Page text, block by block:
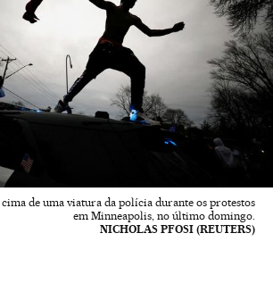
de uma viatura da polícia durante os protestos
em Minneapolis, no último domingo.
NICHOLAS PFOSI (REUTERS)